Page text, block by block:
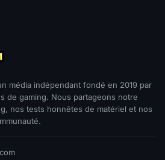
média indépendant fondé en 2019 par
de gaming. Nous partageons notre
nos tests honnêtes de matériel et nos